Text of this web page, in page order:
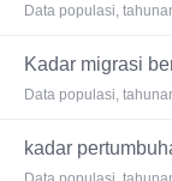
Data populasi,
Kadar migrasi
Data populasi,
kadar